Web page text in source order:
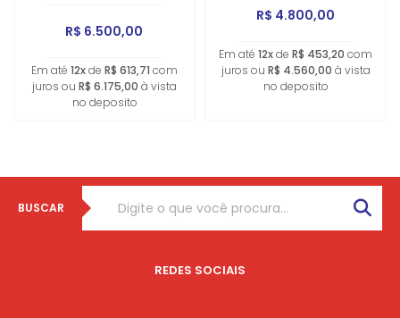
R$ 6.500,00
Em até 12xde R$ 613,71 com
juros ou R$ 6.175,00 à vista
no deposito
R$ 4.800,00
Em até 12xde R$ 453,20 com
juros ou R$ 4.560,00 à vista
no deposito
BUSCAR
REDES SOCIAIS